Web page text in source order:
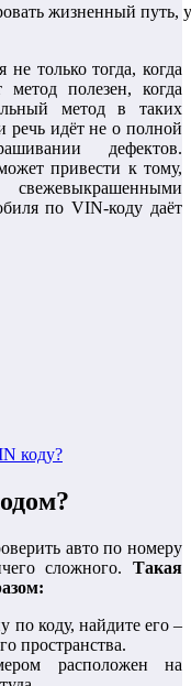
жизненный
только тогда, когда
метод полезен, когда
метод в таких
речь идёт не о полной
дефектов.
привести к тому,
по VIN-коду даёт
коду?
авто по номеру
сложного. Такая
по коду, найдите его –
пространства.
расположен на